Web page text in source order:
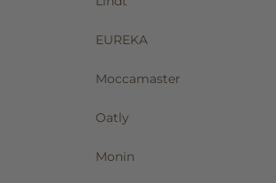
EUREKA
Moccamaster
Oatly
Monin